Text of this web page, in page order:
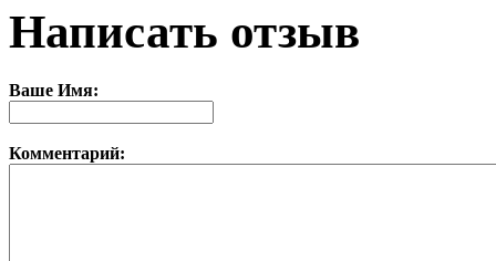
Написать отзыв
Ваше Имя:
Комментарий: